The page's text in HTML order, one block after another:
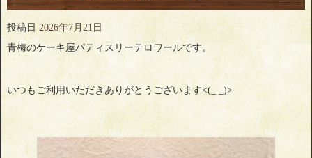
投稿日 2026年7月21日
青梅のケーキ屋パティスリーテロワールです。
いつもご利用いただきありがとうございます<(_ _)>